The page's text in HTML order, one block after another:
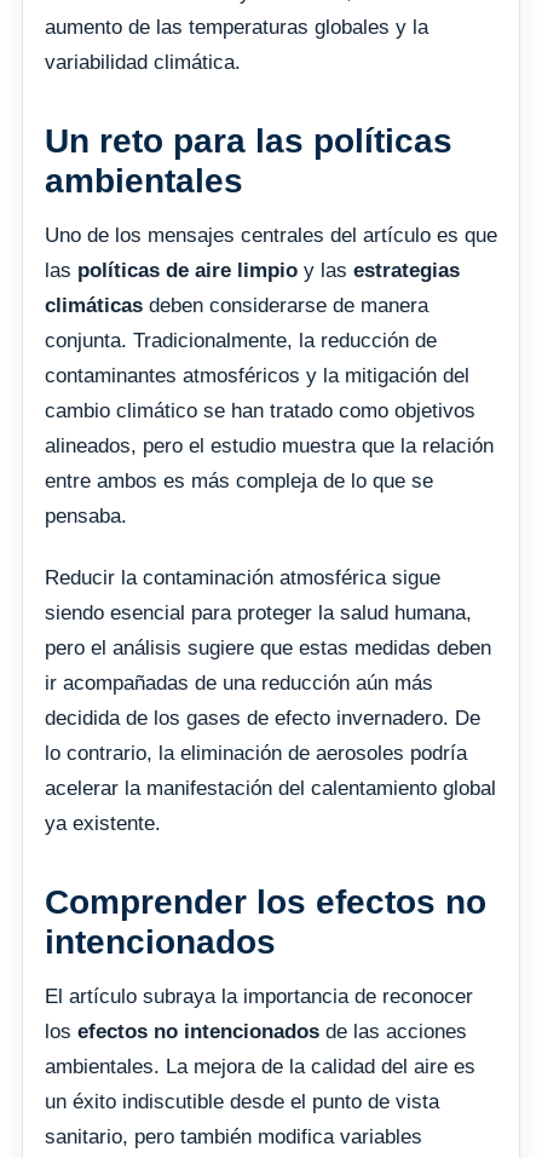
aumento de las temperaturas globales y la
variabilidad climática.
Un reto para las políticas
ambientales
Uno de los mensajes centrales del artículo es que
las políticas de aire limpio y las estrategias
climáticas deben considerarse de manera
conjunta. Tradicionalmente, la reducción de
contaminantes atmosféricos y la mitigación del
cambio climático se han tratado como objetivos
alineados, pero el estudio muestra que la relación
entre ambos es más compleja de lo que se
pensaba.
Reducir la contaminación atmosférica sigue
siendo esencial para proteger la salud humana,
pero el análisis sugiere que estas medidas deben
ir acompañadas de una reducción aún más
decidida de los gases de efecto invernadero. De
lo contrario, la eliminación de aerosoles podría
acelerar la manifestación del calentamiento global
ya existente.
Comprender los efectos no
intencionados
El artículo subraya la importancia de reconocer
los efectos no intencionados de las acciones
ambientales. La mejora de la calidad del aire es
un éxito indiscutible desde el punto de vista
sanitario, pero también modifica variables